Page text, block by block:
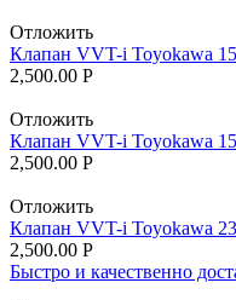
Отложить
Клапан VVT-i Toyokawa
2,500.00 Р
Отложить
Клапан VVT-i Toyokawa
2,500.00 Р
Отложить
Клапан VVT-i Toyokawa
2,500.00 Р
Быстро и качественно